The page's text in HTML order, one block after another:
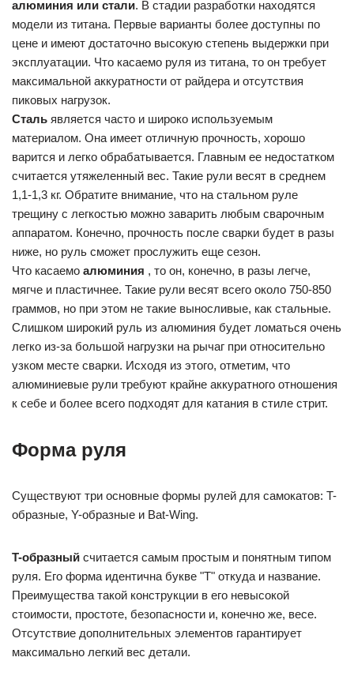
алюминия или стали. В стадии разработки находятся
модели из титана. Первые варианты более доступны по
цене и имеют достаточно высокую степень выдержки при
эксплуатации. Что касаемо руля из титана, то он требует
максимальной аккуратности от райдера и отсутствия
пиковых нагрузок.
Сталь является часто и широко используемым
материалом. Она имеет отличную прочность, хорошо
варится и легко обрабатывается. Главным ее недостатком
считается утяжеленный вес. Такие рули весят в среднем
1,1-1,3 кг. Обратите внимание, что на стальном руле
трещину с легкостью можно заварить любым сварочным
аппаратом. Конечно, прочность после сварки будет в разы
ниже, но руль сможет прослужить еще сезон.
Что касаемо алюминия , то он, конечно, в разы легче,
мягче и пластичнее. Такие рули весят всего около 750-850
граммов, но при этом не такие выносливые, как стальные.
Слишком широкий руль из алюминия будет ломаться очень
легко из-за большой нагрузки на рычаг при относительно
узком месте сварки. Исходя из этого, отметим, что
алюминиевые рули требуют крайне аккуратного отношения
к себе и более всего подходят для катания в стиле стрит.
Форма руля
Существуют три основные формы рулей для самокатов: T-
образные, Y-образные и Bat-Wing.
T-образный считается самым простым и понятным типом
руля. Его форма идентична букве "Т" откуда и название.
Преимущества такой конструкции в его невысокой
стоимости, простоте, безопасности и, конечно же, весе.
Отсутствие дополнительных элементов гарантирует
максимально легкий вес детали.